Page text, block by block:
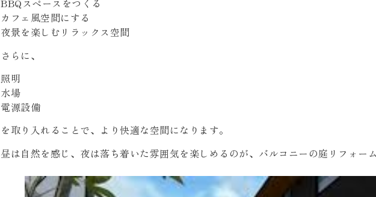
BBQスペースをつくる
カフェ風空間にする
夜景を楽しむリラックス空間
さらに、
照明
水場
電源設備
を取り入れることで、より快適な空間になります。
昼は自然を感じ、夜は落ち着いた雰囲気を楽しめるのが、バルコニーの庭リフォー